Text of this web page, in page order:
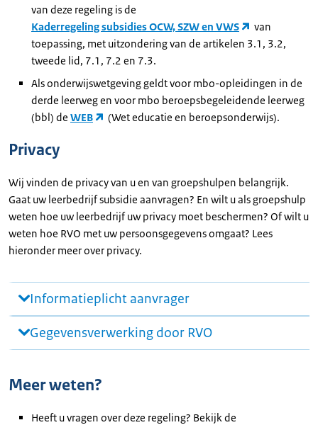
van deze regeling is de
Kaderregeling subsidies OCW, SZW en VWS
van
toepassing, met uitzondering van de artikelen 3.1, 3.2,
tweede lid, 7.1, 7.2 en 7.3.
Als onderwijswetgeving geldt voor mbo-opleidingen in de
derde leerweg en voor mbo beroepsbegeleidende leerweg
(bbl) de WEB (Wet educatie en beroepsonderwijs).
Privacy
Wij vinden de privacy van u en van groepshulpen belangrijk.
Gaat uw leerbedrijf subsidie aanvragen? En wilt u als groepshulp
weten hoe uw leerbedrijf uw privacy moet beschermen? Of wilt u
weten hoe RVO met uw persoonsgegevens omgaat? Lees
hieronder meer over privacy.
Informatieplicht aanvrager
Gegevensverwerking door RVO
Meer weten?
Heeft u vragen over deze regeling? Bekijk de